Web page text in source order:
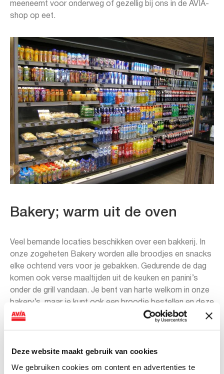
Deze website maakt gebruik van cookies
We gebruiken cookies om content en advertenties te
meeneemt voor onderweg of gezellig bij ons in de AVIA-
shop op eet.
Bakery; warm uit de oven
Veel bemande locaties beschikken over een bakkerij. In
onze zogeheten Bakery worden alle broodjes en snacks
elke ochtend vers voor je gebakken. Gedurende de dag
komen ook verse maaltijden uit de keuken en panini’s
onder de grill vandaan. Je bent van harte welkom in onze
bakery’s, maar je kunt ook een broodje bestellen en deze
op een afgesproken tijdstip ophalen in de AVIA-shop. De
\